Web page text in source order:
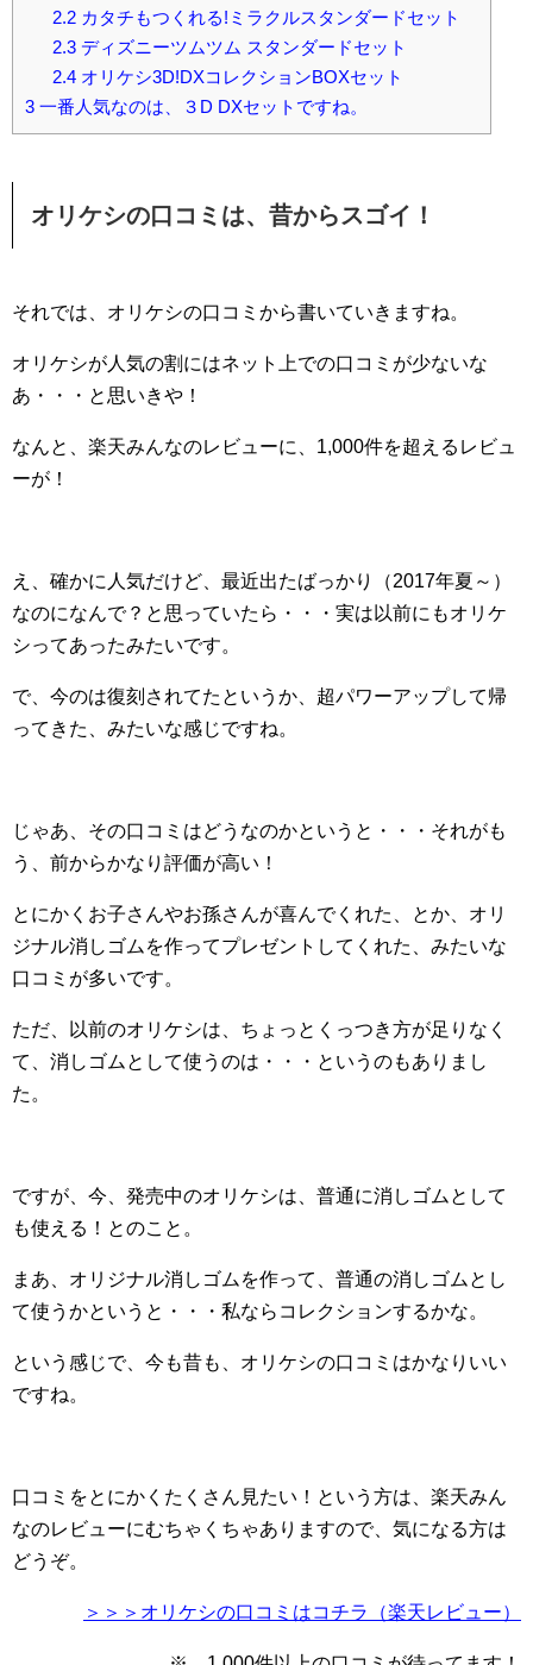
2.2カタチもつくれる!ミラクルスタンダードセット
2.3ディズニーツムツム スタンダードセット
2.4オリケシ3D!DXコレクションBOXセット
3 一番人気なのは、３D DXセットですね。
オリケシの口コミは、昔からスゴイ！
それでは、オリケシの口コミから書いていきますね。
オリケシが人気の割にはネット上での口コミが少ないな
あ・・・と思いきや！
なんと、楽天みんなのレビューに、1,000件を超えるレビュ
ーが！
え、確かに人気だけど、最近出たばっかり（2017年夏～）
なのになんで？と思っていたら・・・実は以前にもオリケ
シってあったみたいです。
で、今のは復刻されてたというか、超パワーアップして帰
ってきた、みたいな感じですね。
じゃあ、その口コミはどうなのかというと・・・それがも
う、前からかなり評価が高い！
とにかくお子さんやお孫さんが喜んでくれた、とか、オリ
ジナル消しゴムを作ってプレゼントしてくれた、みたいな
口コミが多いです。
ただ、以前のオリケシは、ちょっとくっつき方が足りなく
て、消しゴムとして使うのは・・・というのもありまし
た。
ですが、今、発売中のオリケシは、普通に消しゴムとして
も使える！とのこと。
まあ、オリジナル消しゴムを作って、普通の消しゴムとし
て使うかというと・・・私ならコレクションするかな。
という感じで、今も昔も、オリケシの口コミはかなりいい
ですね。
口コミをとにかくたくさん見たい！という方は、楽天みん
なのレビューにむちゃくちゃありますので、気になる方は
どうぞ。
＞＞＞オリケシの口コミはコチラ（楽天レビュー）